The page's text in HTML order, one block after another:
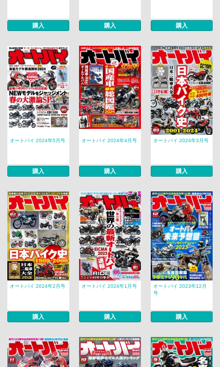
購入 購入 購入
オートバイ 2024年5月号
購入
オートバイ 2024年4月号
購入
オートバイ 2024年3月号
購入
オートバイ 2024年2月号
購入
オートバイ 2024年1月号
購入
オートバイ 2023年12月
号
購入